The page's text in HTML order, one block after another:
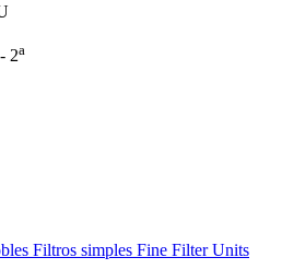
2a
Filtros simples Fine Filter Units